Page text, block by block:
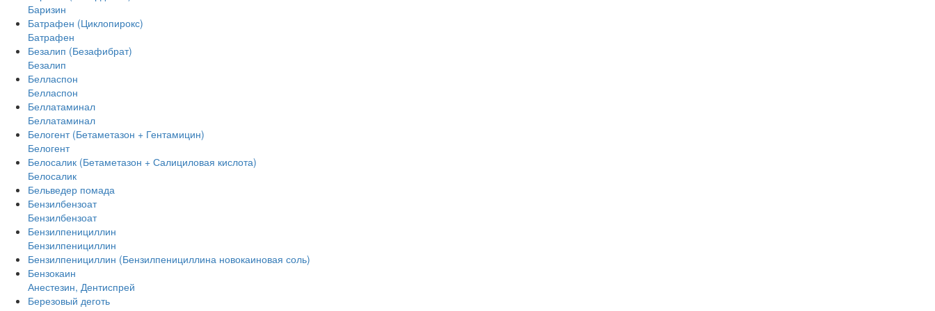
Баризин
Батрафен (Циклопирокс)
Батрафен
Безалип (Безафибрат)
Безалип
Белласпон
Белласпон
Беллатаминал
Беллатаминал
Белогент (Бетаметазон + Гентамицин)
Белогент
Белосалик (Бетаметазон + Салициловая кислота)
Белосалик
Бельведер помада
Бензилбензоат
Бензилбензоат
Бензилпенициллин
Бензилпенициллин
Бензилпенициллин (Бензилпенициллина новокаиновая соль)
Бензокаин
Анестезин, Дентиспрей
Березовый деготь